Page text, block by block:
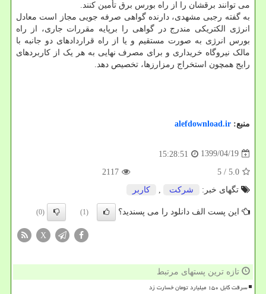
می توانند برقشان را از راه بورس برق تأمین کنند.
به گفته رجبی مشهدی، دارنده گواهی صرفه جویی مجاز است معادل
انرژی الکتریکی مندرج در گواهی را برپایه مقررات جاری، از راه
بورس انرژی به صورت مستقیم و یا از راه قراردادهای دو جانبه با
مالک نیروگاه خریداری و برای مصرف نهایی به هر یک از کاربردهای
رایج همچون استخراج رمزارزها، تخصیص دهد.
منبع: alefdownload.ir
1399/04/19
15:28:51
5.0
/ 5
2117
تگهای خبر:
شركت كاربر
این پست الف دانلود را می پسندید؟ (1)
(0)
X
تازه ترین پستهای مرتبط
سرقت کابل ۱۵۰ میلیارد تومان خسارت زد